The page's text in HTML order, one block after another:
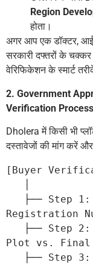
Region
होता।
अगर आप एक डॉक्टर,
सरकारी दफ्तरों के
वेरिफिकेशन के स्मार्ट
2. Government
Verification
Dholera में किसी भी
दस्तावेजों की मांग करें
[Buyer
Registration
Plot vs.